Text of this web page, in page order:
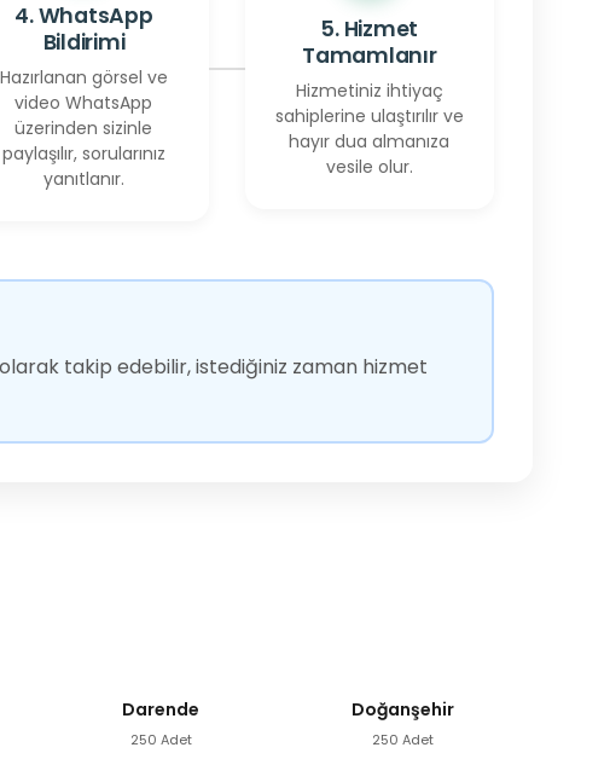
4. WhatsApp
Bildirimi
Hazırlanan görsel ve
video WhatsApp
üzerinden sizinle
paylaşılır, sorularınız
yanıtlanır.
5. Hizmet
Tamamlanır
Hizmetiniz ihtiyaç
sahiplerine ulaştırılır ve
hayır dua almanıza
vesile olur.
takip edebilir, istediğiniz zaman hizmet
Darende
250 Adet
Doğanşehir
250 Adet